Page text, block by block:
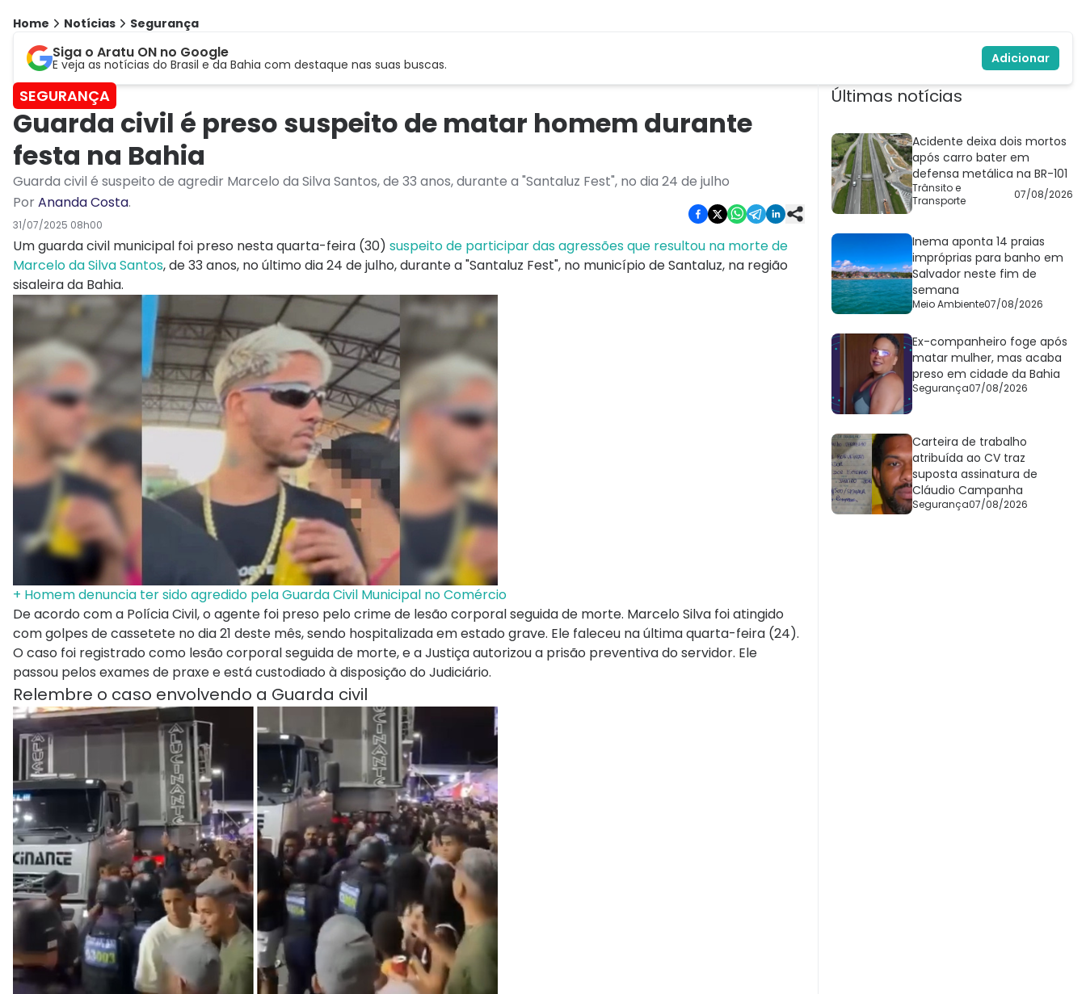
Home Notícias Segurança
Siga o Aratu ON no Google
E veja as notícias do Brasil e da Bahia com destaque nas suas buscas. Adicionar
SEGURANÇA
Guarda civil é preso suspeito de matar homem durante
festa na Bahia
Guarda civil é suspeito de agredir Marcelo da Silva Santos, de 33 anos, durante a "Santaluz Fest", no dia 24 de julho
PorAnanda Costa.
31/07/2025 08h00
Um guarda civil municipal foi preso nesta quarta-feira (30) suspeito de participar das agressões que resultou na morte de
Marcelo da Silva Santos, de 33 anos, no último dia 24 de julho, durante a "Santaluz Fest", no município de Santaluz, na região
sisaleira da Bahia.
+ Homem denuncia ter sido agredido pela Guarda Civil Municipal no Comércio
De acordo com a Polícia Civil, o agente foi preso pelo crime de lesão corporal seguida de morte. Marcelo Silva foi atingido
com golpes de cassetete no dia 21 deste mês, sendo hospitalizada em estado grave. Ele faleceu na última quarta-feira (24).
O caso foi registrado como lesão corporal seguida de morte, e a Justiça autorizou a prisão preventiva do servidor. Ele
passou pelos exames de praxe e está custodiado à disposição do Judiciário.
Relembre o caso envolvendo a Guarda civil
Últimas notícias
Acidente deixa dois mortos
após carro bater em
defensa metálica na BR-101
Trânsito e
Transporte
07/08/2026
Inema aponta 14 praias
impróprias para banho em
Salvador neste fim de
semana
Meio Ambiente07/08/2026
Ex-companheiro foge após
matar mulher, mas acaba
preso em cidade da Bahia
Segurança07/08/2026
Carteira de trabalho
atribuída ao CV traz
suposta assinatura de
Cláudio Campanha
Segurança07/08/2026